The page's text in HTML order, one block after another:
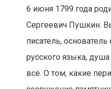
6 июня 1799 года
Сергеевич Пушкин.
писатель,
русского языка,
всё. О том, какие